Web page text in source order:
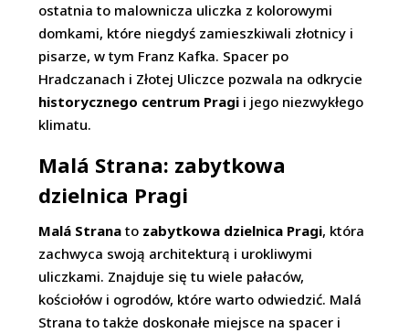
ostatnia to malownicza uliczka z kolorowymi
domkami, które niegdyś zamieszkiwali złotnicy i
pisarze, w tym Franz Kafka. Spacer po
Hradczanach i Złotej Uliczce pozwala na odkrycie
historycznego centrum Pragi i jego niezwykłego
klimatu.
Malá Strana: zabytkowa
dzielnica Pragi
Malá Strana to zabytkowa dzielnica Pragi, która
zachwyca swoją architekturą i urokliwymi
uliczkami. Znajduje się tu wiele pałaców,
kościołów i ogrodów, które warto odwiedzić. Malá
Strana to także doskonałe miejsce na spacer i